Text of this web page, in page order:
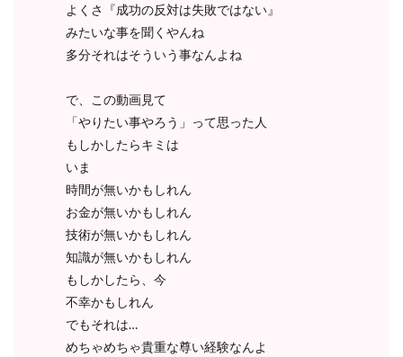
よくさ『成功の反対は失敗ではない』
みたいな事を聞くやんね
多分それはそういう事なんよね
で、この動画見て
「やりたい事やろう」って思った人
もしかしたらキミは
いま
時間が無いかもしれん
お金が無いかもしれん
技術が無いかもしれん
知識が無いかもしれん
もしかしたら、今
不幸かもしれん
でもそれは…
めちゃめちゃ貴重な尊い経験なんよ